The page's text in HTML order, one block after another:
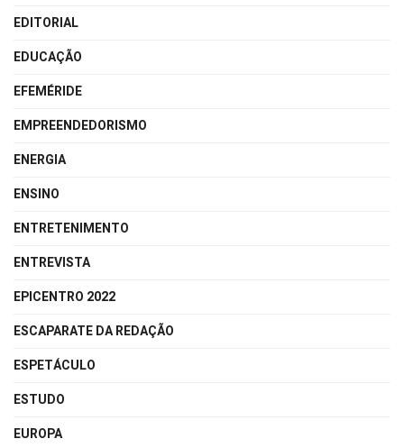
EDITORIAL
EDUCAÇÃO
EFEMÉRIDE
EMPREENDEDORISMO
ENERGIA
ENSINO
ENTRETENIMENTO
ENTREVISTA
EPICENTRO 2022
ESCAPARATE DA REDAÇÃO
ESPETÁCULO
ESTUDO
EUROPA